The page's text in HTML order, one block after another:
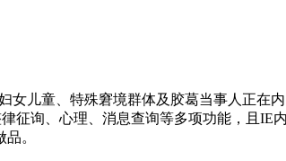
儿童、特殊窘境群体及胶葛当事人正在
征询、心理、消息查询等多项功能，且IE
。